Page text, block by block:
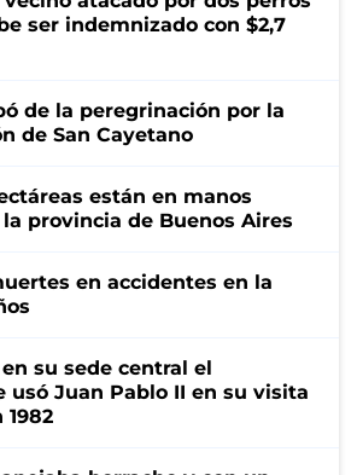
ser indemnizado con $2,7
de la peregrinación por la
de San Cayetano
están en manos
provincia de Buenos Aires
en accidentes en la
su sede central el
usó Juan Pablo II en su visita